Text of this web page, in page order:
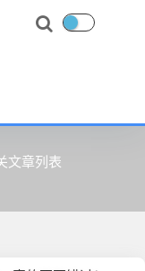
文章列表